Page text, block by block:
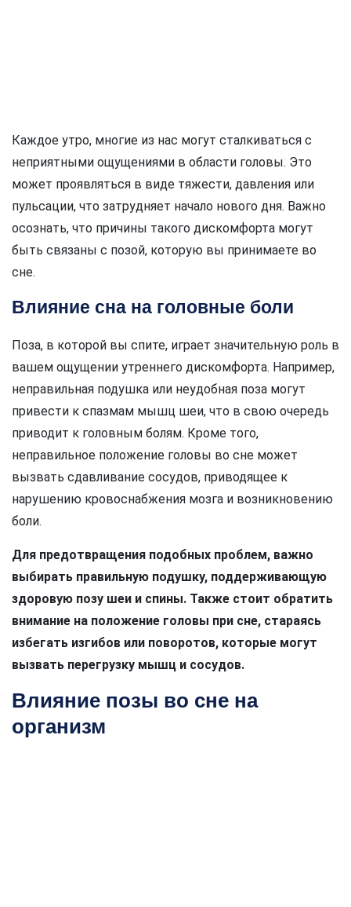
Каждое утро, многие из нас могут сталкиваться с
неприятными ощущениями в области головы. Это
может проявляться в виде тяжести, давления или
пульсации, что затрудняет начало нового дня. Важно
осознать, что причины такого дискомфорта могут
быть связаны с позой, которую вы принимаете во
сне.
Влияние сна на головные боли
Поза, в которой вы спите, играет значительную роль в
вашем ощущении утреннего дискомфорта. Например,
неправильная подушка или неудобная поза могут
привести к спазмам мышц шеи, что в свою очередь
приводит к головным болям. Кроме того,
неправильное положение головы во сне может
вызвать сдавливание сосудов, приводящее к
нарушению кровоснабжения мозга и возникновению
боли.
Для предотвращения подобных проблем, важно
выбирать правильную подушку, поддерживающую
здоровую позу шеи и спины. Также стоит обратить
внимание на положение головы при сне, стараясь
избегать изгибов или поворотов, которые могут
вызвать перегрузку мышц и сосудов.
Влияние позы во сне на
организм